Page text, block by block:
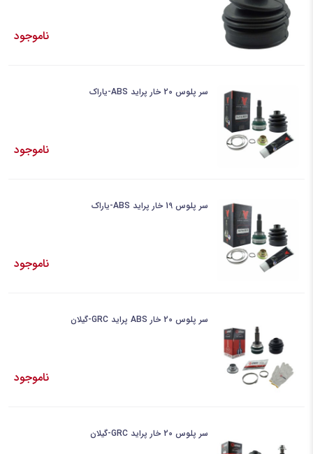
ناموجود
سر پلوس 20 خار پراید ABS-یاراک
ناموجود
سر پلوس 19 خار پراید ABS-یاراک
ناموجود
سر پلوس 20 خار ABS پراید GRC-گیلان
ناموجود
سر پلوس 20 خار پراید GRC-گیلان